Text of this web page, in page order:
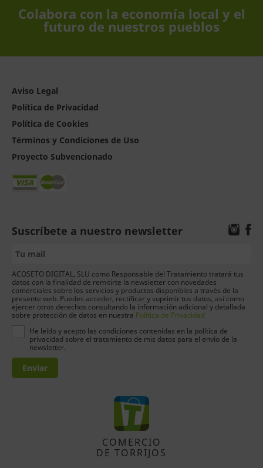
Colabora con la economía local y el
futuro de nuestros pueblos
Aviso Legal
Política de Privacidad
Política de Cookies
Términos y Condiciones de Uso
Proyecto Subvencionado
Suscríbete a nuestro newsletter
ACOSETO DIGITAL, SLU como Responsable del Tratamiento tratará tus
datos con la finalidad de remitirte la newsletter con novedades
comerciales sobre los servicios y productos disponibles a través de la
presente web. Puedes acceder, rectificar y suprimir tus datos, así como
ejercer otros derechos consultando la información adicional y detallada
sobre protección de datos en nuestra Política de Privacidad
He leído y acepto las condiciones contenidas en la política de
privacidad sobre el tratamiento de mis datos para el envío de la
newsletter.
Enviar
COMERCIO
DE TORRIJOS